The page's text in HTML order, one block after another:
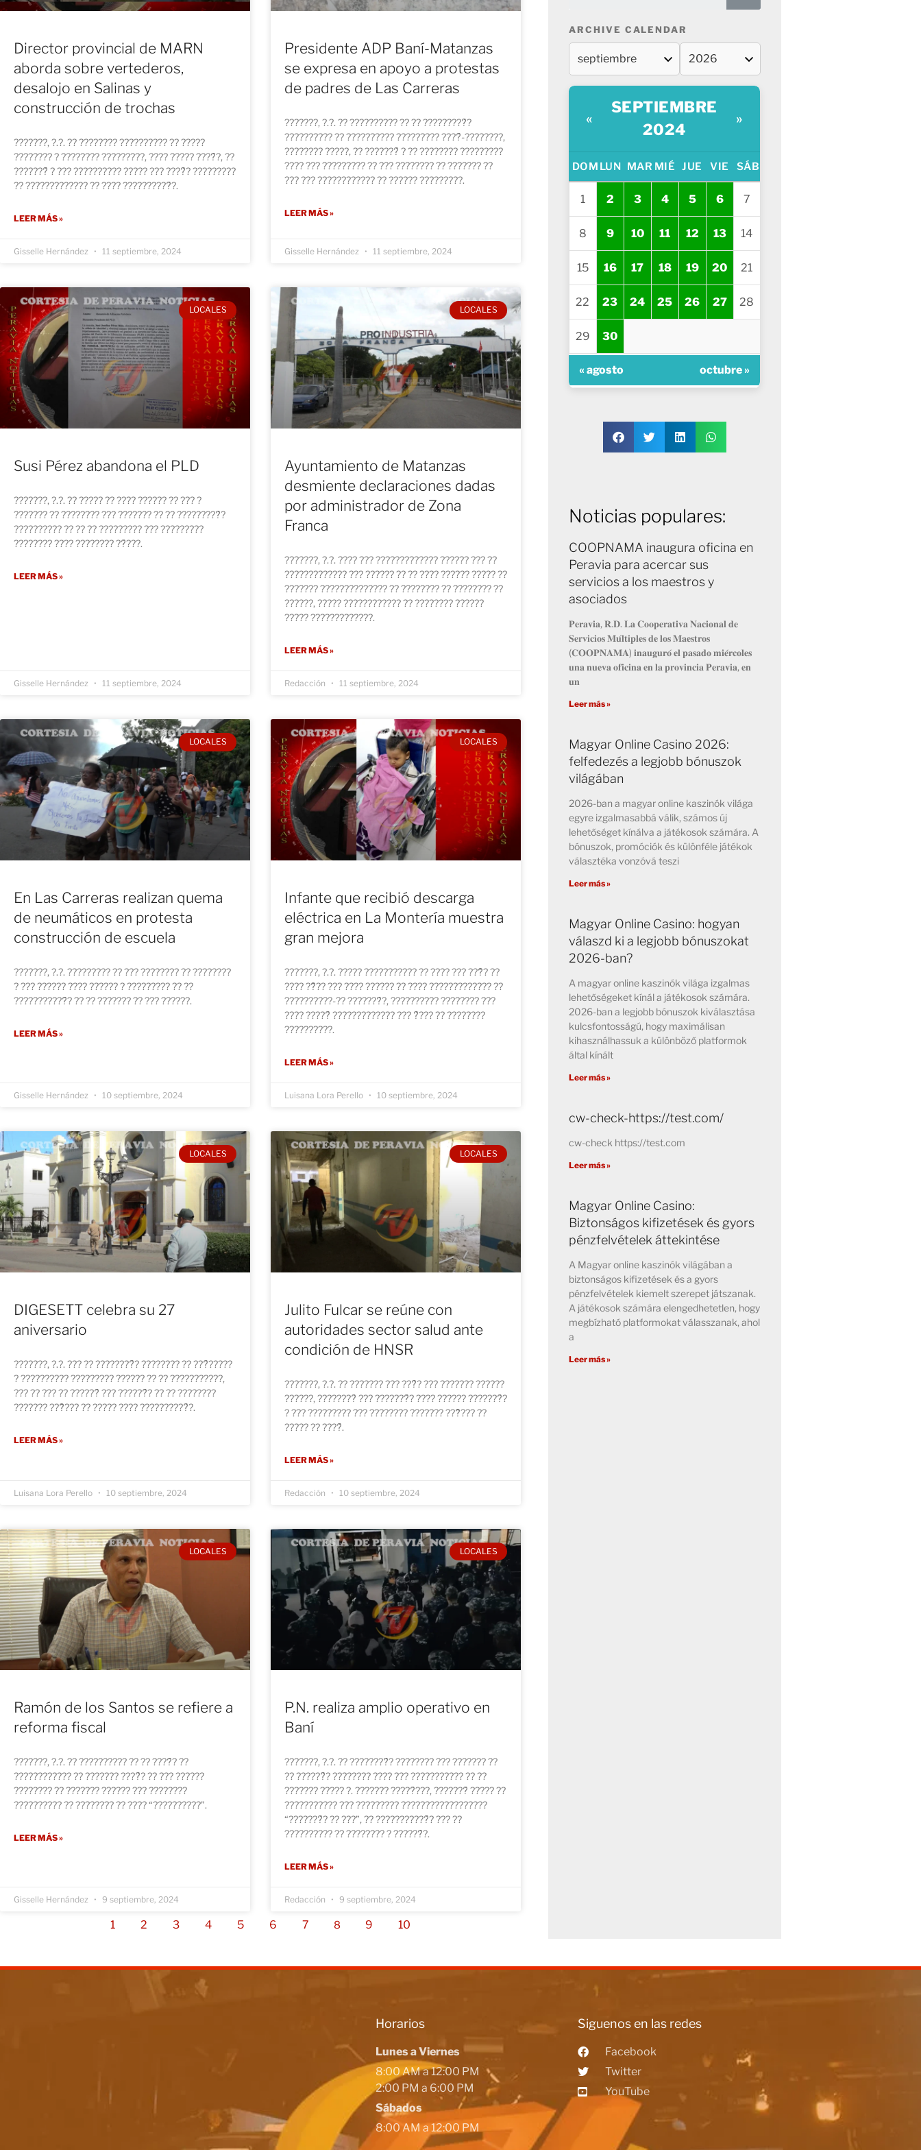
Director provincial de MARN
aborda sobre vertederos,
desalojo en Salinas y
construcción de trochas
???????, ?.?. ?? ???????? ?????????? ?? ?????
???????? ? ???????? ?????????, ???? ????? ????́?, ??
???????́ ? ??? ?????????? ????? ??? ????́? ?????????
?? ????????????? ?? ???? ??????????́?.
LEER MÁS »
Gisselle Hernández 11 septiembre, 2024
Presidente ADP Baní-Matanzas
se expresa en apoyo a protestas
de padres de Las Carreras
???????, ?.?. ?? ?????????? ?? ?? ?????????́?
?????????? ?? ?????????? ????????? ????́-????????,
???????? ?????, ?? ???????́ ? ?? ???????? ?????????
???? ??? ????????? ?? ??? ???????? ?? ??????? ??
??? ??? ???????????? ?? ?????? ?????????.
LEER MÁS »
Gisselle Hernández 11 septiembre, 2024
LOCALES
Susi Pérez abandona el PLD
???????, ?.?. ?? ????? ?? ???? ?????? ?? ??? ?
??????? ?? ???????? ??? ??????? ?? ?? ?????????́?
?????????? ?? ?? ?? ????????? ??? ?????????
???????? ???? ???????? ??́???.
LEER MÁS »
Gisselle Hernández 11 septiembre, 2024
LOCALES
Ayuntamiento de Matanzas
desmiente declaraciones dadas
por administrador de Zona
Franca
???????, ?.?. ???? ??? ????????????? ?????? ??? ??
????????????? ??? ?????? ?? ?? ???? ?????? ????? ??
??????? ?????????????? ?? ???????? ?? ???????? ??
??????, ????? ???????????? ?? ???????? ??????
????? ?????????????.
LEER MÁS »
Redacción 11 septiembre, 2024
LOCALES
En Las Carreras realizan quema
de neumáticos en protesta
construcción de escuela
???????, ?.?. ????????? ?? ??? ???????? ?? ????????
? ??? ?????? ???? ?????? ? ????????? ?? ??
???????????́? ?? ?? ??????? ?? ??? ??????.
LEER MÁS »
Gisselle Hernández 10 septiembre, 2024
LOCALES
Infante que recibió descarga
eléctrica en La Montería muestra
gran mejora
???????, ?.?. ????? ??????????? ?? ???? ??? ???̃? ??
???? ??̃?? ??? ???? ?????? ?? ???? ????????????? ??
??????????-?? ???????́?, ?????????? ???????? ???
???? ?????́ ????????????? ??? ?́??? ?? ????????
??????????.
LEER MÁS »
Luisana Lora Perello 10 septiembre, 2024
LOCALES
DIGESETT celebra su 27
aniversario
???????, ?.?. ??? ?? ????????́? ???????? ?? ???́?????
? ?????????? ????????? ?????? ?? ?? ???????????,
??? ?? ??? ?? ??????́ ??? ??????́? ?? ?? ????????
??????? ???̃??? ?? ????? ???? ??????????́?.
LEER MÁS »
Luisana Lora Perello 10 septiembre, 2024
LOCALES
Julito Fulcar se reúne con
autoridades sector salud ante
condición de HNSR
???????, ?.?. ?? ??????? ??? ???́? ??? ??????? ??????
??????, ????????́ ??? ???????́? ???? ?????? ???????́?
? ??? ????????? ??? ???????? ??????? ???̃??? ??
????? ?? ????́.
LEER MÁS »
Redacción 10 septiembre, 2024
LOCALES
Ramón de los Santos se refiere a
reforma fiscal
???????, ?.?. ?? ?????????? ?? ?? ????́? ??
???????????? ?? ??????? ????́? ?? ??? ??????
???????? ?? ??????? ?????? ??? ????????
?????????? ?? ???????? ?? ???? “??????????”.
LEER MÁS »
Gisselle Hernández 9 septiembre, 2024
LOCALES
P.N. realiza amplio operativo en
Baní
???????, ?.?. ?? ????????́? ???????? ??? ??????? ??
?? ??????́? ???????? ???? ??? ??????????? ?? ??
??????? ????? ?. ??????? ?????́???, ???????́ ????? ??
??????????? ??? ????????? ??????????????????
“???????́? ?? ???”, ?? ???????????́? ??? ??
?????????? ?? ???????? ? ??????́?.
LEER MÁS »
Redacción 9 septiembre, 2024
1 2 3 4 5 6 7 8 9 10
ARCHIVE CALENDAR
«
SEPTIEMBRE
2024
»
DOM LUN MAR MIÉ JUE VIE SÁB
1 2 3 4 5 6 7
8 9 10 11 12 13 14
15 16 17 18 19 20 21
22 23 24 25 26 27 28
29 30
« agosto octubre »
Noticias populares:
COOPNAMA inaugura oficina en
Peravia para acercar sus
servicios a los maestros y
asociados
𝐏𝐞𝐫𝐚𝐯𝐢𝐚, 𝐑.𝐃. 𝐋𝐚 𝐂𝐨𝐨𝐩𝐞𝐫𝐚𝐭𝐢𝐯𝐚 𝐍𝐚𝐜𝐢𝐨𝐧𝐚𝐥 𝐝𝐞
𝐒𝐞𝐫𝐯𝐢𝐜𝐢𝐨𝐬 𝐌𝐮́𝐥𝐭𝐢𝐩𝐥𝐞𝐬 𝐝𝐞 𝐥𝐨𝐬 𝐌𝐚𝐞𝐬𝐭𝐫𝐨𝐬
(𝐂𝐎𝐎𝐏𝐍𝐀𝐌𝐀) 𝐢𝐧𝐚𝐮𝐠𝐮𝐫𝐨́ 𝐞𝐥 𝐩𝐚𝐬𝐚𝐝𝐨 𝐦𝐢𝐞́𝐫𝐜𝐨𝐥𝐞𝐬
𝐮𝐧𝐚 𝐧𝐮𝐞𝐯𝐚 𝐨𝐟𝐢𝐜𝐢𝐧𝐚 𝐞𝐧 𝐥𝐚 𝐩𝐫𝐨𝐯𝐢𝐧𝐜𝐢𝐚 𝐏𝐞𝐫𝐚𝐯𝐢𝐚, 𝐞𝐧
𝐮𝐧
Leer más »
Magyar Online Casino 2026:
felfedezés a legjobb bónuszok
világában
2026-ban a magyar online kaszinók világa
egyre izgalmasabbá válik, számos új
lehetőséget kínálva a játékosok számára. A
bónuszok, promóciók és különféle játékok
választéka vonzóvá teszi
Leer más »
Magyar Online Casino: hogyan
válaszd ki a legjobb bónuszokat
2026-ban?
A magyar online kaszinók világa izgalmas
lehetőségeket kínál a játékosok számára.
2026-ban a legjobb bónuszok kiválasztása
kulcsfontosságú, hogy maximálisan
kihasználhassuk a különböző platformok
által kínált
Leer más »
cw-check-https://test.com/
cw-check https://test.com
Leer más »
Magyar Online Casino:
Biztonságos kifizetések és gyors
pénzfelvételek áttekintése
A Magyar online kaszinók világában a
biztonságos kifizetések és a gyors
pénzfelvételek kiemelt szerepet játszanak.
A játékosok számára elengedhetetlen, hogy
megbízható platformokat válasszanak, ahol
a
Leer más »
Horarios
Lunes a Viernes
8:00 AM a 12:00 PM
2:00 PM a 6:00 PM
Sábados
8:00 AM a 12:00 PM
Siguenos en las redes
Facebook
Twitter
YouTube